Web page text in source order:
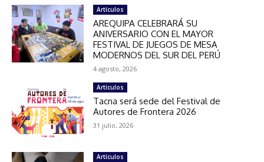
Artículos
AREQUIPA CELEBRARÁ SU
ANIVERSARIO CON EL MAYOR
FESTIVAL DE JUEGOS DE MESA
MODERNOS DEL SUR DEL PERÚ
4 agosto, 2026
Artículos
Tacna será sede del Festival de
Autores de Frontera 2026
31 julio, 2026
Artículos